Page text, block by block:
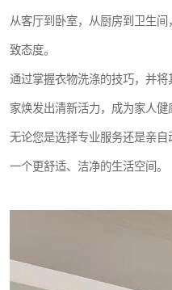
从客厅到卧室，从厨房到卫生
致态度。
通过掌握衣物洗涤的技巧，并
家焕发出清新活力，成为家人健
无论您是选择专业服务还是亲
一个更舒适、洁净的生活空间。